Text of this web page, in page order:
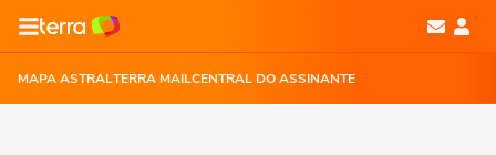
MAPA ASTRALTERRA MAILCENTRAL DO ASSINANTE